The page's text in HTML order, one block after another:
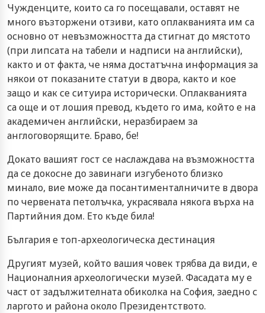
Чужденците, които са го посещавали, оставят не
много възторжени отзиви, като оплакванията им са
основно от невъзможността да стигнат до мястото
(при липсата на табели и надписи на английски),
както и от факта, че няма достатъчна информация за
някои от показаните статуи в двора, както и кое
защо и как се ситуира исторически. Оплакванията
са още и от лошия превод, където го има, който е на
академичен английски, неразбираем за
англоговорящите. Браво, бе!
Докато вашият гост се наслаждава на възможността
да се докосне до завинаги изгубеното близко
минало, вие може да посантименталничите в двора
по червената петолъчка, украсявала някога върха на
Партийния дом. Ето къде била!
България е топ-археологическа дестинация
Другият музей, който вашия човек трябва да види, е
Националния археологически музей. Фасадата му е
част от задължителната обиколка на София, заедно с
ларгото и района около Президентството.